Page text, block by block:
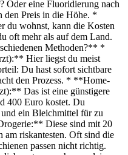
Oder eine Fluoridierung nach
den Preis in die Höhe. *
du wohnst, kann die Kosten
oft mehr als auf dem Land.
Methoden?** *
Hier liegst du meist
Du hast sofort sichtbare
den Prozess. * **Home-
Das ist eine günstigere
400 Euro kostet. Du
ein Bleichmittel für zu
Diese sind mit 20
am riskantesten. Oft sind die
passen nicht richtig.